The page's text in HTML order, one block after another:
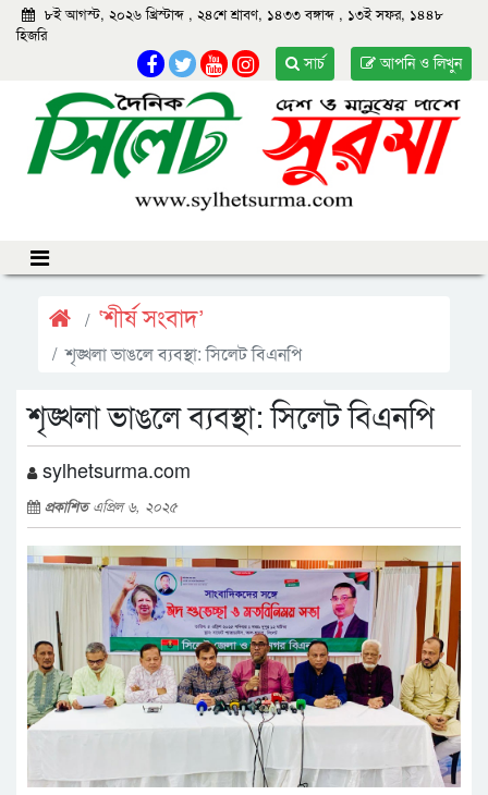
৮ই আগস্ট, ২০২৬ খ্রিস্টাব্দ , ২৪শে শ্রাবণ, ১৪৩৩ বঙ্গাব্দ , ১৩ই সফর, ১৪৪৮
হিজরি
আপনি ও লিখুন
সার্চ
‘শীর্ষ সংবাদ’
শৃঙ্খলা ভাঙলে ব্যবস্থা: সিলেট বিএনপি
শৃঙ্খলা ভাঙলে ব্যবস্থা: সিলেট বিএনপি
sylhetsurma.com
প্রকাশিতএপ্রিল ৬, ২০২৫